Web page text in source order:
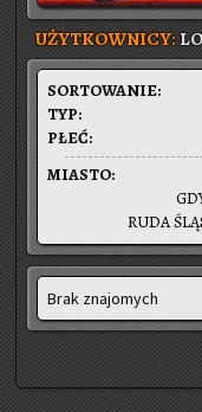
UŻYTKOWNICY:
SOR­TO­WA­NIE:
TYP:
PŁEĆ:
RUDA
MIA­STO:
Brak znajomych